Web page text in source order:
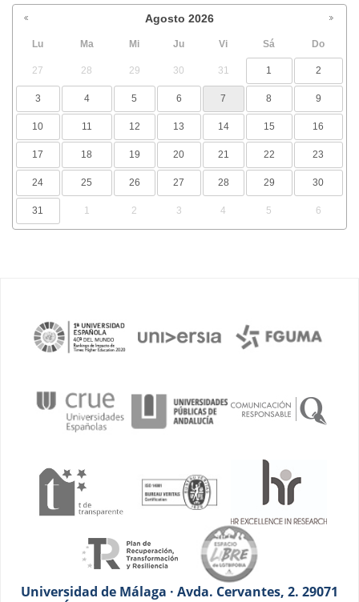
Agosto 2026
Lu Ma Mi Ju Vi Sá Do
27 28 29 30 31 1 2
3 4 5 6 7 8 9
10 11 12 13 14 15 16
17 18 19 20 21 22 23
24 25 26 27 28 29 30
31 1 2 3 4 5 6
Universidad de Málaga · Avda. Cervantes, 2. 29071